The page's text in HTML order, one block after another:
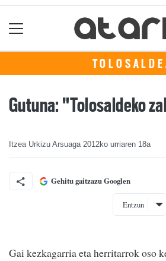
Gutuna: "Tolosaldeko
Itzea Urkizu Arsuaga 2012ko urriaren 18a
Gehitu gaitzazu Googlen
Entzun
Gai kezkagarria eta herritarrok oso